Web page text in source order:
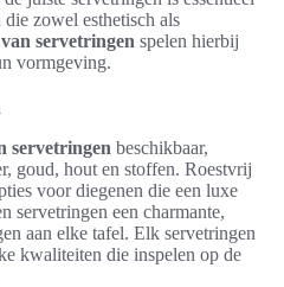
die zowel esthetisch als
servetringen spelen hierbij
vormgeving.
servetringen beschikbaar,
goud, hout en stoffen. Roestvrij
voor diegenen die een luxe
servetringen een charmante,
aan elke tafel. Elk servetringen
kwaliteiten die inspelen op de